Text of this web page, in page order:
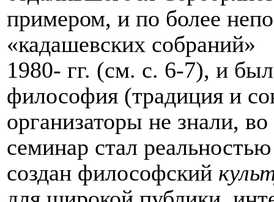
примером, и по более
«кадашевских собраний»
1980- гг. (см. с. 6-7), и
философия (традиция и
организаторы не знали,
семинар стал
создан философский